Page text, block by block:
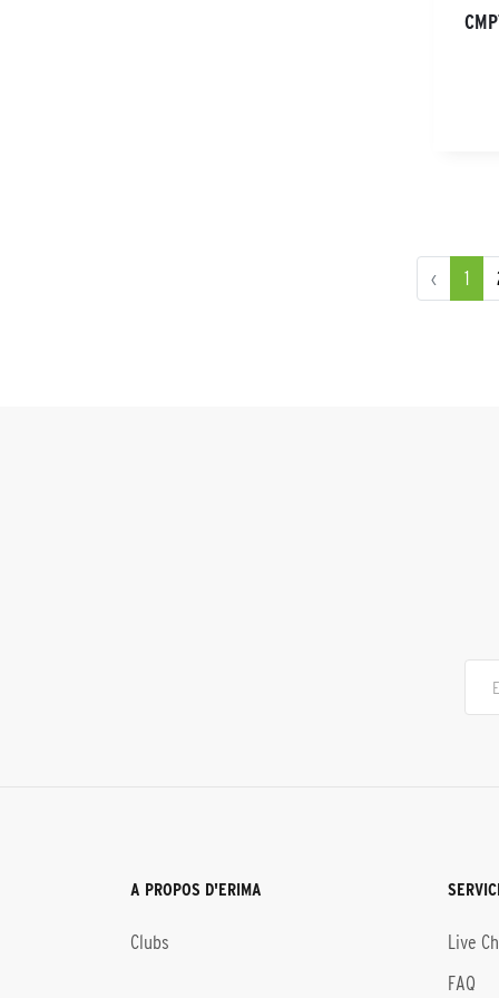
‹ 1
A PROPOS D'ERIMA
Clubs
Live
FAQ